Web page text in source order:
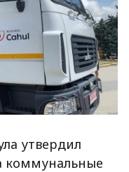
утвердил
коммунальные